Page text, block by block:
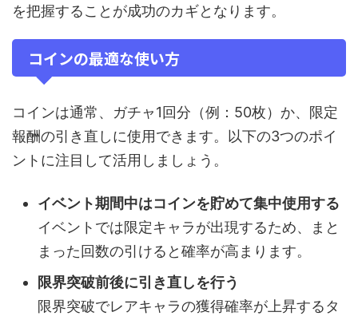
を把握することが成功のカギとなります。
コインの最適な使い方
コインは通常、ガチャ1回分（例：50枚）か、限定
報酬の引き直しに使用できます。以下の3つのポイ
ントに注目して活用しましょう。
イベント期間中はコインを貯めて集中使用する
イベントでは限定キャラが出現するため、まと
まった回数の引けると確率が高まります。
限界突破前後に引き直しを行う
限界突破でレアキャラの獲得確率が上昇するタ